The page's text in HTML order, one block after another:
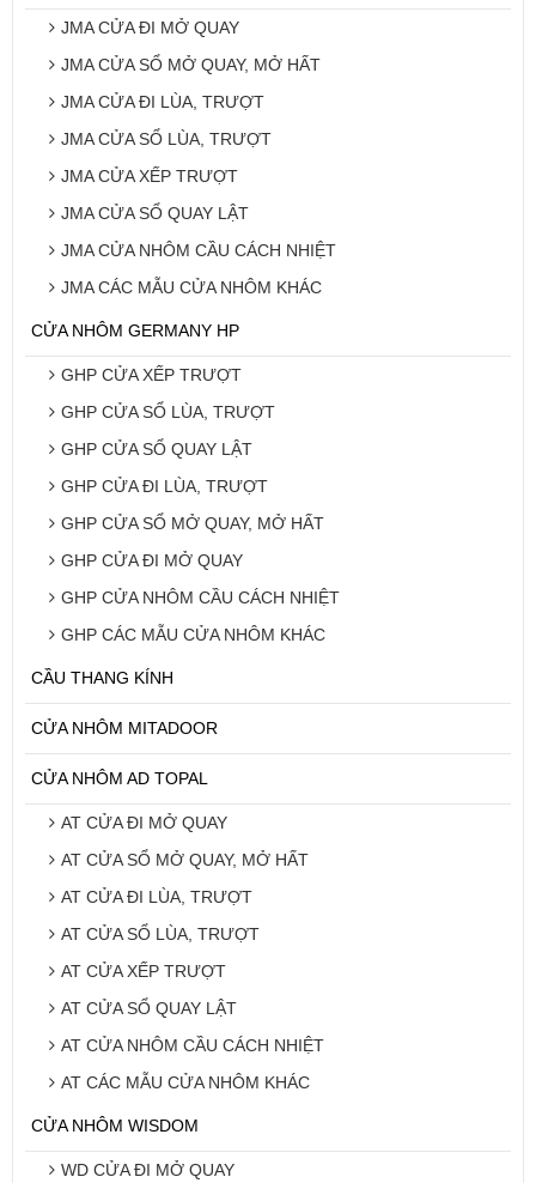
JMA CỬA ĐI MỞ QUAY
JMA CỬA SỔ MỞ QUAY, MỞ HẤT
JMA CỬA ĐI LÙA, TRƯỢT
JMA CỬA SỔ LÙA, TRƯỢT
JMA CỬA XẾP TRƯỢT
JMA CỬA SỔ QUAY LẬT
JMA CỬA NHÔM CẦU CÁCH NHIỆT
JMA CÁC MẪU CỬA NHÔM KHÁC
CỬA NHÔM GERMANY HP
GHP CỬA XẾP TRƯỢT
GHP CỬA SỔ LÙA, TRƯỢT
GHP CỬA SỔ QUAY LẬT
GHP CỬA ĐI LÙA, TRƯỢT
GHP CỬA SỔ MỞ QUAY, MỞ HẤT
GHP CỬA ĐI MỞ QUAY
GHP CỬA NHÔM CẦU CÁCH NHIỆT
GHP CÁC MẪU CỬA NHÔM KHÁC
CẦU THANG KÍNH
CỬA NHÔM MITADOOR
CỬA NHÔM AD TOPAL
AT CỬA ĐI MỞ QUAY
AT CỬA SỔ MỞ QUAY, MỞ HẤT
AT CỬA ĐI LÙA, TRƯỢT
AT CỬA SỔ LÙA, TRƯỢT
AT CỬA XẾP TRƯỢT
AT CỬA SỔ QUAY LẬT
AT CỬA NHÔM CẦU CÁCH NHIỆT
AT CÁC MẪU CỬA NHÔM KHÁC
CỬA NHÔM WISDOM
WD CỬA ĐI MỞ QUAY